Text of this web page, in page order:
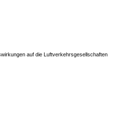
auf die Luftverkehrsgesellschaften